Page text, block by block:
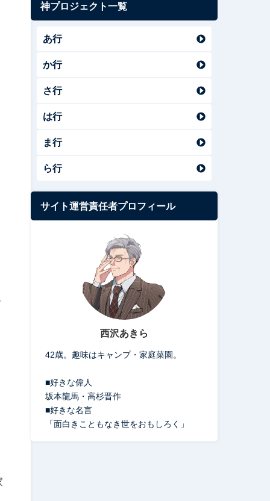
神プロジェクト一覧
あ行
か行
さ行
は行
ま行
ら行
サイト運営責任者プロフィール
西沢あきら
42歳。趣味はキャンプ・家庭菜園。
■好きな偉人
坂本龍馬・高杉晋作
■好きな名言
「面白きこともなき世をおもしろく」